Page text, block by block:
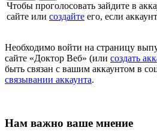
Чтобы проголосовать зайдите в
сайте или создайте его, если
Необходимо войти на страницу
сайте «Доктор Веб» (или создать
быть связан с вашим аккаунтом в
связывании аккаунта.
Нам важно ваше мнение